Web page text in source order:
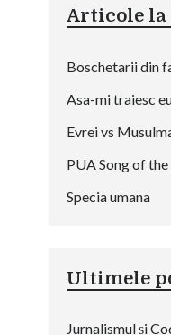
Articole
Boschetarii din
Asa-mi traiesc
Evrei vs
PUA Song of
Specia umana
Ultimele
Jurnalismul și